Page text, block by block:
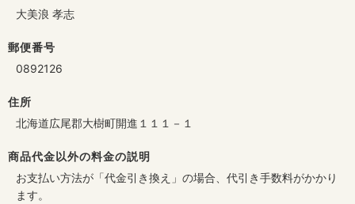
大美浪 孝志
郵便番号
0892126
住所
北海道広尾郡大樹町開進１１１－１
商品代金以外の料金の説明
お支払い方法が「代金引き換え」の場合、代引き手数料がかかり
ます。